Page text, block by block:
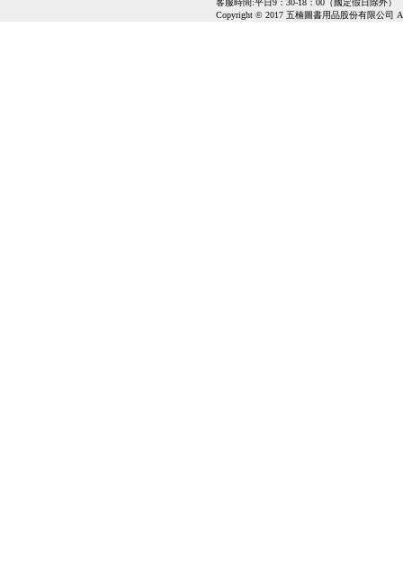
客服時間:平日9：30-18：00（國定假日除外）
Copyright © 2017 五楠圖書用品股份有限公司